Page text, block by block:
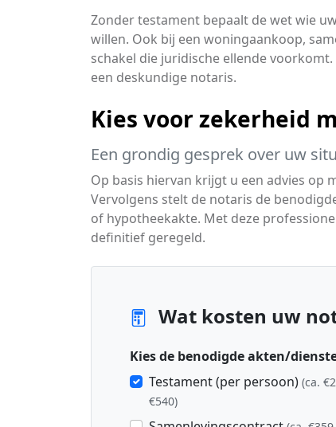
Zonder testament bepaalt de wet wie
willen. Ook bij een woningaankoop,
schakel die juridische ellende
een deskundige notaris.
Kies voor zekerheid
Een grondig gesprek over uw
Op basis hiervan krijgt u een advies op
Vervolgens stelt de notaris de
of hypotheekakte. Met deze
definitief geregeld.
Wat kosten uw
Kies de benodigde akten/
Testament (per persoon) (ca.
€540)